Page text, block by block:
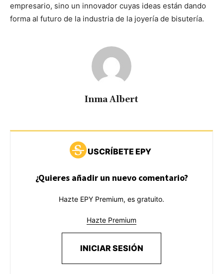
empresario, sino un innovador cuyas ideas están dando
forma al futuro de la industria de la joyería de bisutería.
Inma Albert
USCRÍBETE EPY
¿Quieres añadir un nuevo comentario?
Hazte EPY Premium, es gratuito.
Hazte Premium
INICIAR SESIÓN